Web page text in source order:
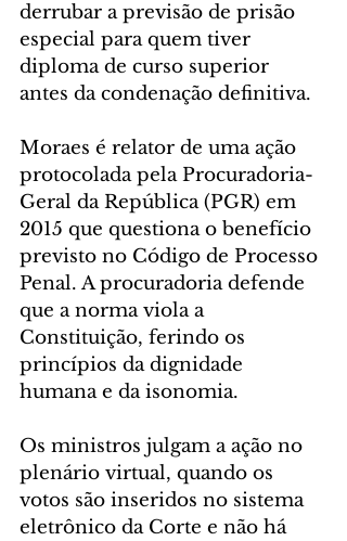
derrubar a previsão de prisão
especial para quem tiver
diploma de curso superior
antes da condenação definitiva.
Moraes é relator de uma ação
protocolada pela Procuradoria-
Geral da República (PGR) em
2015 que questiona o benefício
previsto no Código de Processo
Penal. A procuradoria defende
que a norma viola a
Constituição, ferindo os
princípios da dignidade
humana e da isonomia.
Os ministros julgam a ação no
plenário virtual, quando os
votos são inseridos no sistema
eletrônico da Corte e não há